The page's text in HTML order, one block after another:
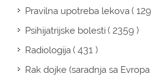
Pravilna upotreba lekova(
Psihijatrijske bolesti( 2359 )
Radiologija( 431 )
Rak dojke (saradnja sa